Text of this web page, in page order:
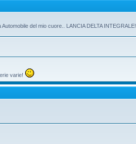
del mio cuore.. LANCIA DELTA INTEGRALE!
varie!